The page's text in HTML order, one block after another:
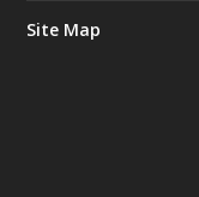
Site Map